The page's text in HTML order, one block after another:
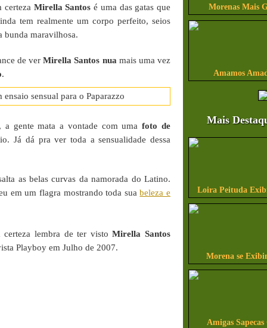
certeza Mirella Santos é uma das gatas que
tem realmente um corpo perfeito, seios
bunda maravilhosa.
de verMirella Santos nua mais uma vez
.
a gente mata a vontade com umafoto de
Já dá pra ver toda a sensualidade dessa
as belas curvas da namorada do Latino.
em um flagra mostrando toda suabeleza e
certeza lembra de ter vistoMirella Santos
Playboy em Julho de 2007.
Morenas Mais
Amamos
Mais
Loira Peituda
Morena se
Amigas